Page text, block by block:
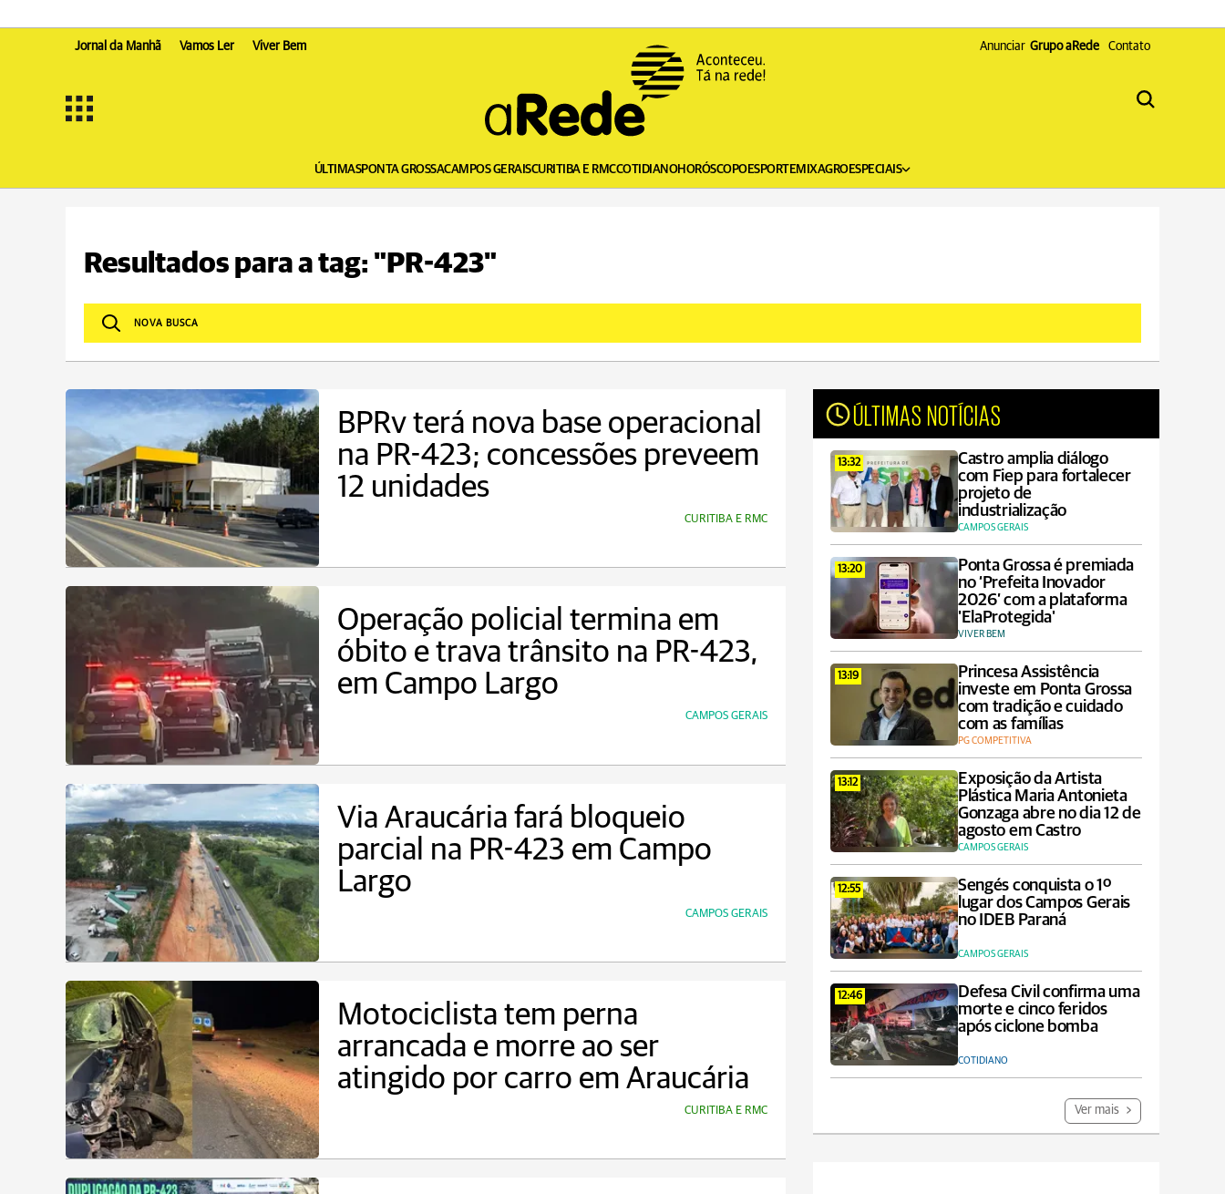
Jornal da Manhã Vamos Ler Viver Bem Anunciar Grupo aRede Contato
ÚLTIMASPONTA GROSSACAMPOS GERAISCURITIBA E RMCCOTIDIANOHORÓSCOPOESPORTEMIXAGROESPECIAIS
Resultados para a tag: "PR-423"
BPRv terá nova base operacional
na PR-423; concessões preveem
12 unidades
CURITIBA E RMC
Operação policial termina em
óbito e trava trânsito na PR-423,
em Campo Largo
CAMPOS GERAIS
Via Araucária fará bloqueio
parcial na PR-423 em Campo
Largo
CAMPOS GERAIS
Motociclista tem perna
arrancada e morre ao ser
atingido por carro em Araucária
CURITIBA E RMC
ÚLTIMAS NOTÍCIAS
13:32
Castro amplia diálogo
com Fiep para fortalecer
projeto de
industrialização
CAMPOS GERAIS
13:20
Ponta Grossa é premiada
no ‘Prefeita Inovador
2026’ com a plataforma
'ElaProtegida'
VIVER BEM
13:19
Princesa Assistência
investe em Ponta Grossa
com tradição e cuidado
com as famílias
PG COMPETITIVA
13:12
Exposição da Artista
Plástica Maria Antonieta
Gonzaga abre no dia 12 de
agosto em Castro
CAMPOS GERAIS
12:55
Sengés conquista o 1º
lugar dos Campos Gerais
no IDEB Paraná
CAMPOS GERAIS
12:46
Defesa Civil confirma uma
morte e cinco feridos
após ciclone bomba
COTIDIANO
Ver mais